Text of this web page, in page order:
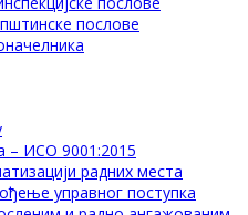
послове
– ИСО 9001:2015
радних места
управног поступка